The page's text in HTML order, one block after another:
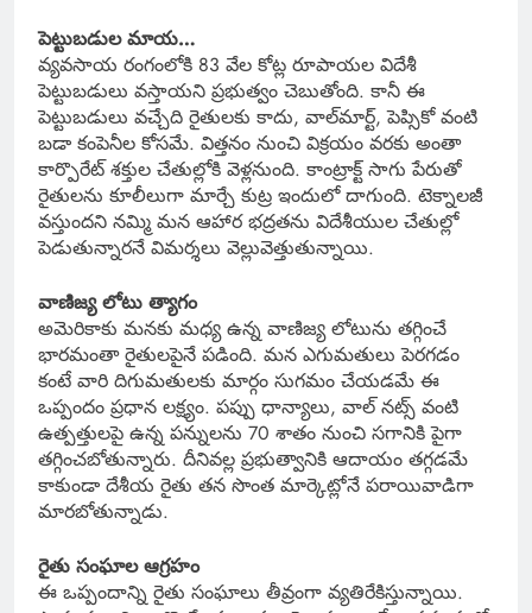
పెట్టుబడుల మాయ…
వ్యవసాయ రంగంలోకి 83 వేల కోట్ల రూపాయల విదేశీ
పెట్టుబడులు వస్తాయని ప్రభుత్వం చెబుతోంది. కానీ ఈ
పెట్టుబడులు వచ్చేది రైతులకు కాదు, వాల్‌మార్ట్, పెప్సికో వంటి
బడా కంపెనీల కోసమే. విత్తనం నుంచి విక్రయం వరకు అంతా
కార్పొరేట్ శక్తుల చేతుల్లోకి వెళ్లనుంది. కాంట్రాక్ట్ సాగు పేరుతో
రైతులను కూలీలుగా మార్చే కుట్ర ఇందులో దాగుంది. టెక్నాలజీ
వస్తుందని నమ్మి మన ఆహార భద్రతను విదేశీయుల చేతుల్లో
పెడుతున్నారనే విమర్శలు వెల్లువెత్తుతున్నాయి.
వాణిజ్య లోటు త్యాగం
అమెరికాకు మనకు మధ్య ఉన్న వాణిజ్య లోటును తగ్గించే
భారమంతా రైతులపైనే పడింది. మన ఎగుమతులు పెరగడం
కంటే వారి దిగుమతులకు మార్గం సుగమం చేయడమే ఈ
ఒప్పందం ప్రధాన లక్ష్యం. పప్పు ధాన్యాలు, వాల్ నట్స్ వంటి
ఉత్పత్తులపై ఉన్న పన్నులను 70 శాతం నుంచి సగానికి పైగా
తగ్గించబోతున్నారు. దీనివల్ల ప్రభుత్వానికి ఆదాయం తగ్గడమే
కాకుండా దేశీయ రైతు తన సొంత మార్కెట్లోనే పరాయివాడిగా
మారబోతున్నాడు.
రైతు సంఘాల ఆగ్రహం
ఈ ఒప్పందాన్ని రైతు సంఘాలు తీవ్రంగా వ్యతిరేకిస్తున్నాయి.